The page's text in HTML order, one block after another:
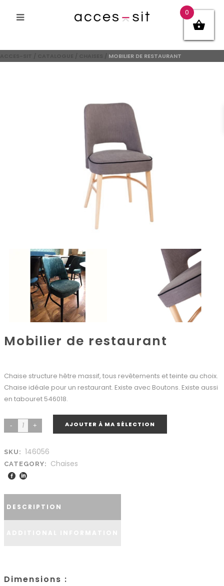
MOBILIER DE RESTAURANT
Mobilier de restaurant
Chaise structure hêtre massif, tous revêtements et teinte au choix.
Chaise idéale pour un restaurant. Existe avec Boutons. Existe aussi
en tabouret 546018.
AJOUTER À MA SÉLECTION
SKU: 146056
CATEGORY: Chaises
DESCRIPTION
Dimensions :
0